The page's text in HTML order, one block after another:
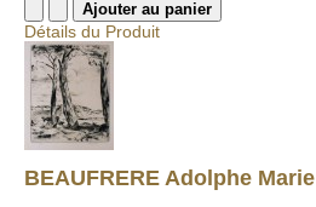
Détails du Produit
BEAUFRERE Adolphe Marie